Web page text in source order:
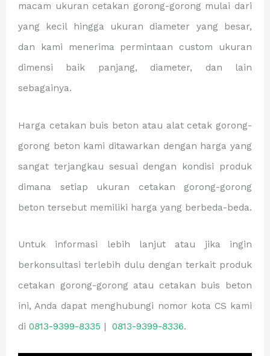
macam ukuran cetakan gorong-gorong mulai dari
yang kecil hingga ukuran diameter yang besar,
dan kami menerima permintaan custom ukuran
dimensi baik panjang, diameter, dan lain
sebagainya.
Harga cetakan buis beton atau alat cetak gorong-
gorong beton kami ditawarkan dengan harga yang
sangat terjangkau sesuai dengan kondisi produk
dimana setiap ukuran cetakan gorong-gorong
beton tersebut memiliki harga yang berbeda-beda.
Untuk informasi lebih lanjut atau jika ingin
berkonsultasi terlebih dulu dengan terkait produk
cetakan gorong-gorong atau cetakan buis beton
ini, Anda dapat menghubungi nomor kota CS kami
di 0813-9399-8335 | 0813-9399-8336.